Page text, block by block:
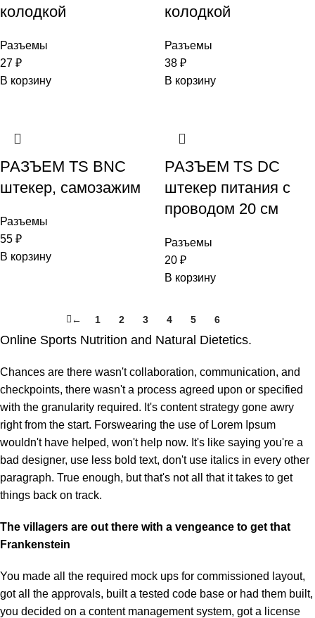
колодкой
Разъемы
27 ₽
В корзину
колодкой
Разъемы
38 ₽
В корзину
РАЗЪЕМ TS BNC
штекер, самозажим
Разъемы
55 ₽
В корзину
РАЗЪЕМ TS DC
штекер питания с
проводом 20 см
Разъемы
20 ₽
В корзину
← 1 2 3 4 5 6
Online Sports Nutrition and Natural Dietetics.
Chances are there wasn't collaboration, communication, and
checkpoints, there wasn't a process agreed upon or specified
with the granularity required. It's content strategy gone awry
right from the start. Forswearing the use of Lorem Ipsum
wouldn't have helped, won't help now. It's like saying you're a
bad designer, use less bold text, don't use italics in every other
paragraph. True enough, but that's not all that it takes to get
things back on track.
The villagers are out there with a vengeance to get that
Frankenstein
You made all the required mock ups for commissioned layout,
got all the approvals, built a tested code base or had them built,
you decided on a content management system, got a license